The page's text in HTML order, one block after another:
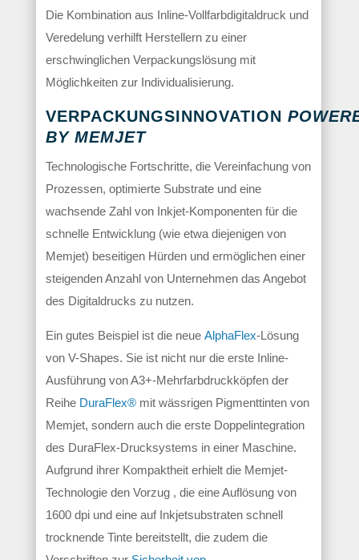
Die Kombination aus Inline-Vollfarbdigitaldruck und
Veredelung verhilft Herstellern zu einer
erschwinglichen Verpackungslösung mit
Möglichkeiten zur Individualisierung.
VERPACKUNGSINNOVATION
BY MEMJET
Technologische Fortschritte, die Vereinfachung von
Prozessen, optimierte Substrate und eine
wachsende Zahl von Inkjet-Komponenten für die
schnelle Entwicklung (wie etwa diejenigen von
Memjet) beseitigen Hürden und ermöglichen einer
steigenden Anzahl von Unternehmen das Angebot
des Digitaldrucks zu nutzen.
Ein gutes Beispiel ist die neue AlphaFlex-Lösung
von V-Shapes. Sie ist nicht nur die erste Inline-
Ausführung von A3+-Mehrfarbdruckköpfen der
Reihe DuraFlex®mit wässrigen Pigmenttinten von
Memjet, sondern auch die erste Doppelintegration
des DuraFlex-Drucksystems in einer Maschine.
Aufgrund ihrer Kompaktheit erhielt die Memjet-
Technologie den Vorzug , die eine Auflösung von
1600 dpi und eine auf Inkjetsubstraten schnell
trocknende Tinte bereitstellt, die zudem die